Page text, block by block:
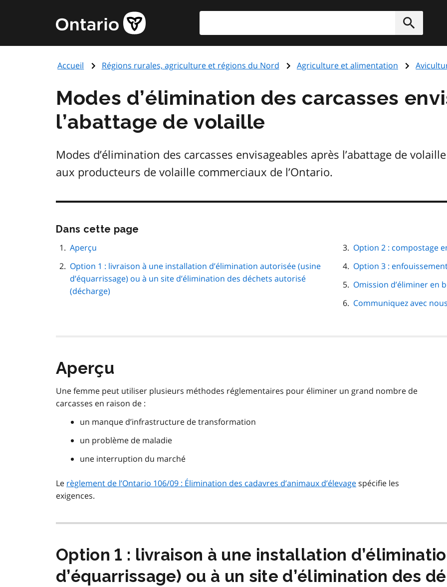
principal
Page
d'accueil
de
Accueil Régions rurales, agriculture et régions du Nord Agriculture et alimentation
Modes d’élimination des carcasses
l’abattage de volaille
Modes d’élimination des carcasses envisageables après l’abattage de
aux producteurs de volaille commerciaux de l’Ontario.
Dans cette page
page
Aperçu
Option 1 : livraison à une installation d’élimination autorisée (usine
d’équarrissage) ou à un site d’élimination des déchets autorisé
(décharge)
Option 2 : compostage
Option 3 :
Omission d’éliminer en
Communiquez avec
Aperçu
Une femme peut utiliser plusieurs méthodes réglementaires pour éliminer un grand nombre de
carcasses en raison de :
un manque d’infrastructure de transformation
un problème de maladie
une interruption du marché
Le règlement de l’Ontario 106/09 : Élimination des cadavres d’animaux d’élevagespécifie les
exigences.
Option 1 : livraison à une installation
d’équarrissage) ou à un site d’élimination des